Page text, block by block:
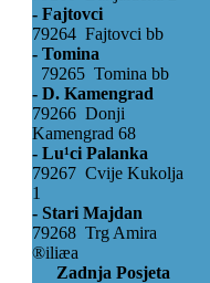
- Fajtovci
79264 Fajtovci bb
- Tomina
79265 Tomina bb
- D. Kamengrad
79266 Donji
Kamengrad 68
- Lu¹ci Palanka
79267 Cvije Kukolja
1
- Stari Majdan
79268 Trg Amira
®iliæa
Zadnja Posjeta